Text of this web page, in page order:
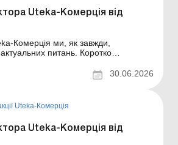
Uteka-Комерція від
Комерція ми, як завжди,
питань. Коротко
Шановні колеги! Коротко
статей, опублікованих цього
30.06.2026
Uteka-Комерція
Uteka-Комерція від